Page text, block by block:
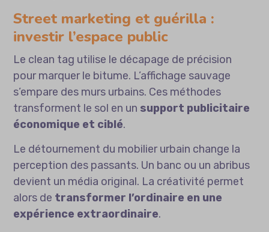
Street marketing et guérilla :
investir l’espace public
Le clean tag utilise le décapage de précision
pour marquer le bitume. L’affichage sauvage
s’empare des murs urbains. Ces méthodes
transforment le sol en un support publicitaire
économique et ciblé.
Le détournement du mobilier urbain change la
perception des passants. Un banc ou un abribus
devient un média original. La créativité permet
alors de transformer l’ordinaire en une
expérience extraordinaire.